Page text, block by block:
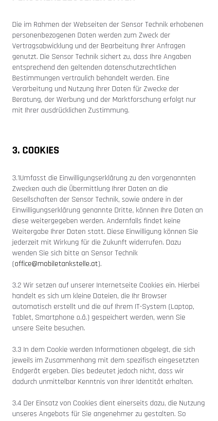
Die im Rahmen der Webseiten der Sensor Technik erhobenen
personenbezogenen Daten werden zum Zweck der
Vertragsabwicklung und der Bearbeitung Ihrer Anfragen
genutzt. Die Sensor Technik sichert zu, dass Ihre Angaben
entsprechend den geltenden datenschutzrechtlichen
Bestimmungen vertraulich behandelt werden. Eine
Verarbeitung und Nutzung Ihrer Daten für Zwecke der
Beratung, der Werbung und der Marktforschung erfolgt nur
mit Ihrer ausdrücklichen Zustimmung. ‌
3. COOKIES
3.1Umfasst die Einwilligungserklärung zu den vorgenannten
Zwecken auch die Übermittlung Ihrer Daten an die
Gesellschaften der Sensor Technik, sowie andere in der
Einwilligungserklärung genannte Dritte, können Ihre Daten an
diese weitergegeben werden. Andernfalls findet keine
Weitergabe Ihrer Daten statt. Diese Einwilligung können Sie
jederzeit mit Wirkung für die Zukunft widerrufen. Dazu
wenden Sie sich bitte an Sensor Technik
(office@mobiletankstelle.at).
3.2 Wir setzen auf unserer Internetseite Cookies ein. Hierbei
handelt es sich um kleine Dateien, die Ihr Browser
automatisch erstellt und die auf Ihrem IT-System (Laptop,
Tablet, Smartphone o.ä.) gespeichert werden, wenn Sie
unsere Seite besuchen.
3.3 In dem Cookie werden Informationen abgelegt, die sich
jeweils im Zusammenhang mit dem spezifisch eingesetzten
Endgerät ergeben. Dies bedeutet jedoch nicht, dass wir
dadurch unmittelbar Kenntnis von Ihrer Identität erhalten.
3.4 Der Einsatz von Cookies dient einerseits dazu, die Nutzung
unseres Angebots für Sie angenehmer zu gestalten. So